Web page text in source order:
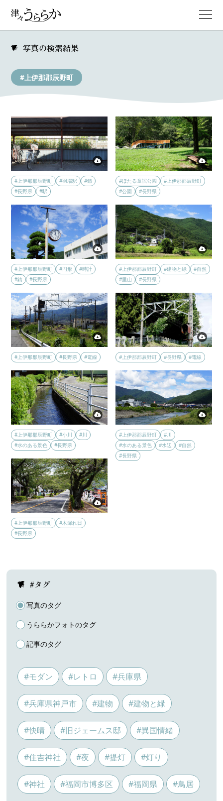
写真の検索結果
#上伊那郡辰野町
#上伊那郡辰野町 #羽場駅
#錆
#長野県
#駅
#ほたる童謡公園
#上伊那郡辰野町
#公園
#長野県
#上伊那郡辰野町 #円形
#時計
#錆
#長野県
#上伊那郡辰野町 #建物と緑
#自然
#里山
#長野県
#上伊那郡辰野町 #長野県 #電線 #上伊那郡辰野町 #長野県 #電線
#上伊那郡辰野町 #小川
#川
#水のある景色
#長野県
#上伊那郡辰野町
#川
#水のある景色
#水辺
#自然
#長野県
#上伊那郡辰野町
#木漏れ日
#長野県
#タグ
写真のタグ
うららかフォトのタグ
記事のタグ
#モダン #レトロ #兵庫県
#兵庫県神戸市 #建物 #建物と緑
#快晴 #旧ジェームス邸 #異国情緒
#住吉神社 #夜 #提灯 #灯り
#神社 #福岡市博多区 #福岡県 #鳥居